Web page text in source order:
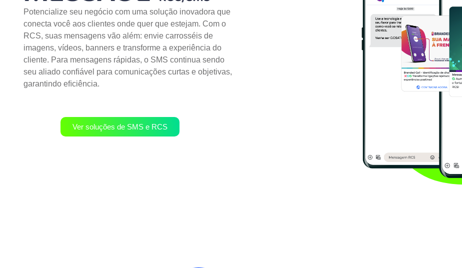
Potencialize seu negócio com uma solução inovadora que
conecta você aos clientes onde quer que estejam. Com o
RCS, suas mensagens vão além: envie carrosséis de
imagens, vídeos, banners e transforme a experiência do
cliente. Para mensagens rápidas, o SMS continua sendo
seu aliado conﬁável para comunicações curtas e objetivas,
garantindo eﬁciência.
Ver soluções de SMS e RCS